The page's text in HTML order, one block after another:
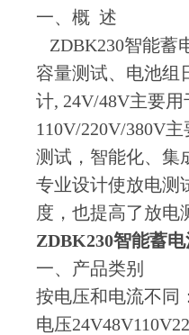
一、概 述
ZDBK230智能蓄
容量测试、电池组
计, 24V/48V主要
110V/220V/380V
测试，智能化、集
专业设计使放电测
度，也提高了放电
ZDBK230智能蓄
一、产品类别
按电压和电流不同
电压